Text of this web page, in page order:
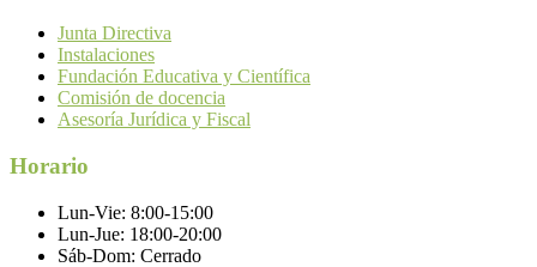
Junta Directiva
Instalaciones
Fundación Educativa y Científica
Comisión de docencia
Asesoría Jurídica y Fiscal
Horario
Lun-Vie: 8:00-15:00
Lun-Jue: 18:00-20:00
Sáb-Dom: Cerrado